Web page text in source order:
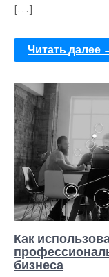
[…]
Читать далее
Как
бизнеса